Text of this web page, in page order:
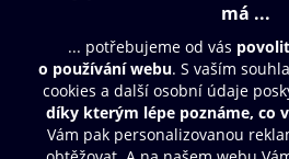
Obsah ke stažení
Moje O2 Knihovna
Další zábava